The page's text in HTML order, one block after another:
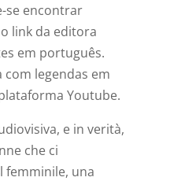
se encontrar
link da editora
em português.
com legendas em
Youtube.
e in verità,
che ci
femminile, una